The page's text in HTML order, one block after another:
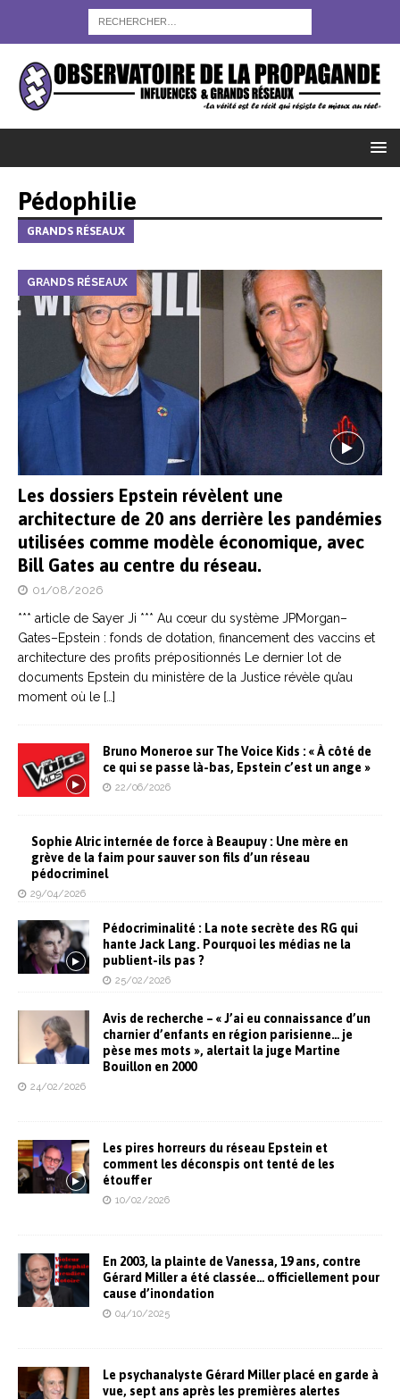
Pédophilie
GRANDS RÉSEAUX
GRANDS RÉSEAUX
Les dossiers Epstein révèlent une
architecture de 20 ans derrière les pandémies
utilisées comme modèle économique, avec
Bill Gates au centre du réseau.
01/08/2026
*** article de Sayer Ji *** Au cœur du système JPMorgan–
Gates–Epstein : fonds de dotation, financement des vaccins et
architecture des profits prépositionnés Le dernier lot de
documents Epstein du ministère de la Justice révèle qu’au
moment où le […]
Bruno Moneroe sur The Voice Kids : « À côté de
ce qui se passe là-bas, Epstein c’est un ange »
22/06/2026
Sophie Alric internée de force à Beaupuy : Une mère en
grève de la faim pour sauver son fils d’un réseau
pédocriminel
29/04/2026
Pédocriminalité : La note secrète des RG qui
hante Jack Lang. Pourquoi les médias ne la
publient-ils pas ?
25/02/2026
Avis de recherche – « J’ai eu connaissance d’un
charnier d’enfants en région parisienne… je
pèse mes mots », alertait la juge Martine
Bouillon en 2000
24/02/2026
Les pires horreurs du réseau Epstein et
comment les déconspis ont tenté de les
étouffer
10/02/2026
En 2003, la plainte de Vanessa, 19 ans, contre
Gérard Miller a été classée… officiellement pour
cause d’inondation
04/10/2025
Le psychanalyste Gérard Miller placé en garde à
vue, sept ans après les premières alertes